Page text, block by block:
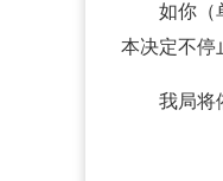
如你（
本决定不停
我局将